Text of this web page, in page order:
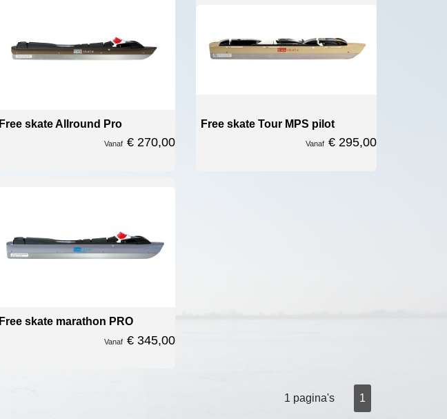
Free skate Allround Pro
Vanaf € 270,00
Free skate Tour MPS pilot
Vanaf € 295,00
Free skate marathon PRO
Vanaf € 345,00
1 pagina's 1